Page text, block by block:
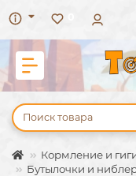
Кормление и
Бутылочки и